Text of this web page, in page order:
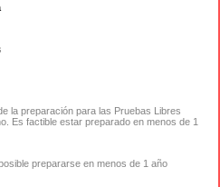
la preparación para las Pruebas Libres
Es factible estar preparado en menos de 1
prepararse en menos de 1 año